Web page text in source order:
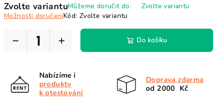
cena:
Zvolte variantuMůžeme doručit do:
Zvolte variantu
Možnosti doručeníKód: Zvolte variantu
+
− Do košíku
Nabízíme i
produkty
k otestování
Doprava zdarma
od 2000 Kč